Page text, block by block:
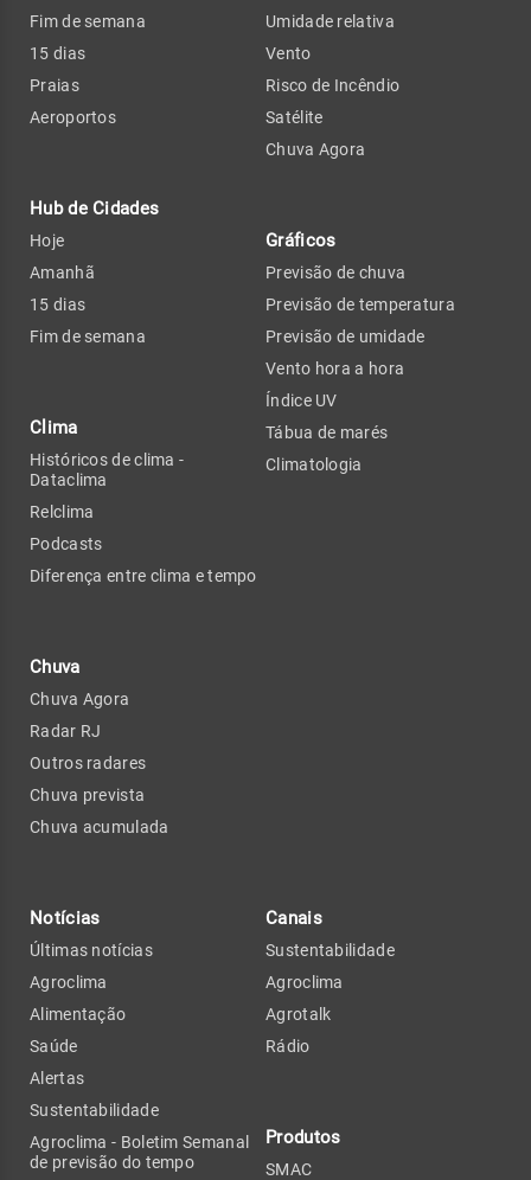
Fim de semana
15 dias
Praias
Aeroportos
Hub de Cidades
Hoje
Amanhã
15 dias
Fim de semana
Clima
Históricos de clima -
Dataclima
Relclima
Podcasts
Diferença entre clima e tempo
Chuva
Chuva Agora
Radar RJ
Outros radares
Chuva prevista
Chuva acumulada
Umidade relativa
Vento
Risco de Incêndio
Satélite
Chuva Agora
Gráficos
Previsão de chuva
Previsão de temperatura
Previsão de umidade
Vento hora a hora
Índice UV
Tábua de marés
Climatologia
Notícias
Últimas notícias
Agroclima
Alimentação
Saúde
Alertas
Sustentabilidade
Agroclima - Boletim Semanal
de previsão do tempo
Canais
Sustentabilidade
Agroclima
Agrotalk
Rádio
Produtos
SMAC